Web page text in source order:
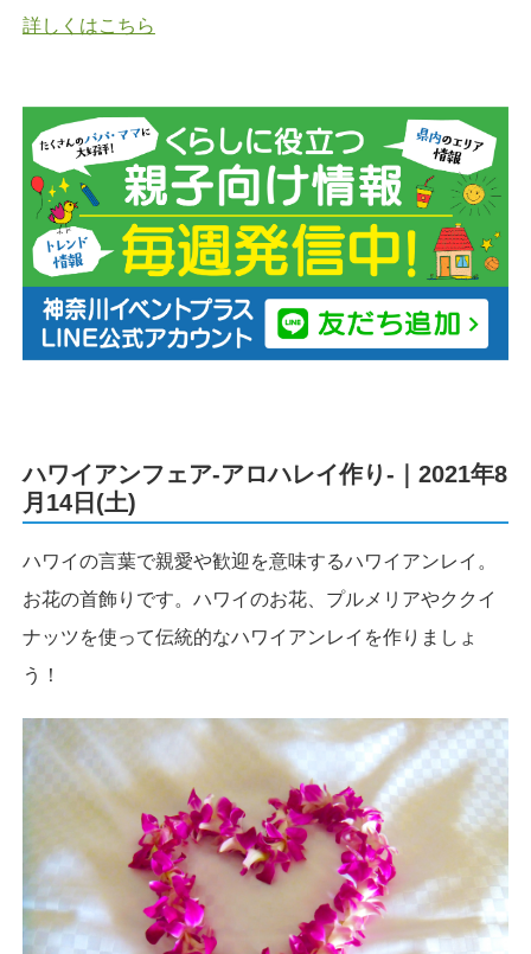
詳しくはこちら
ハワイアンフェア-アロハレイ作り-｜2021年8
月14日(土)
ハワイの言葉で親愛や歓迎を意味するハワイアンレイ。
お花の首飾りです。ハワイのお花、プルメリアやククイ
ナッツを使って伝統的なハワイアンレイを作りましょ
う！